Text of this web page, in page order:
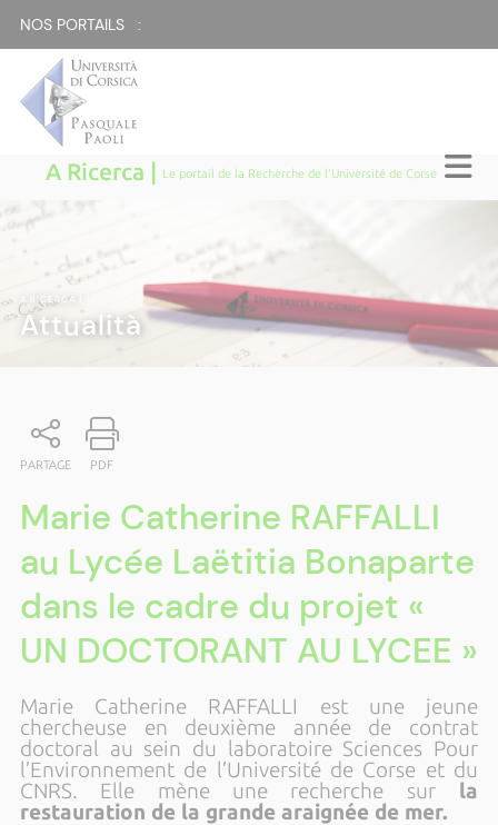
NOS PORTAILS :
A Ricerca | Le portail de la Recherche de l'Université de Corse
A RICERCA
Attualità
PARTAGE PDF
Marie Catherine RAFFALLI
au Lycée Laëtitia Bonaparte
dans le cadre du projet «
UN DOCTORANT AU LYCEE »
Marie Catherine RAFFALLI est une jeune
chercheuse en deuxième année de contrat
doctoral au sein du laboratoire Sciences Pour
l’Environnement de l’Université de Corse et du
CNRS. Elle mène une recherche surla
restauration de la grande araignée de mer.